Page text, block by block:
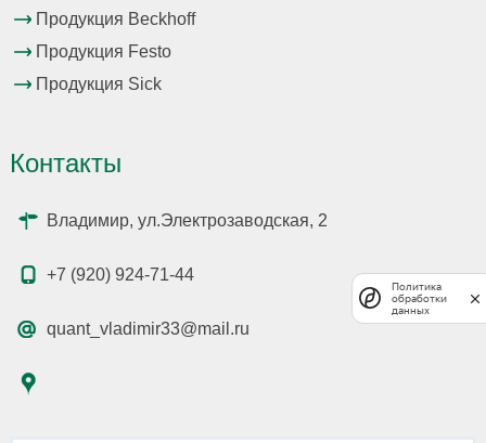
Продукция Beckhoff
Продукция Festo
Продукция Sick
Контакты
Владимир, ул.Электрозаводская, 2
+7 (920) 924-71-44
quant_vladimir33@mail.ru
Политика
обработки
данных